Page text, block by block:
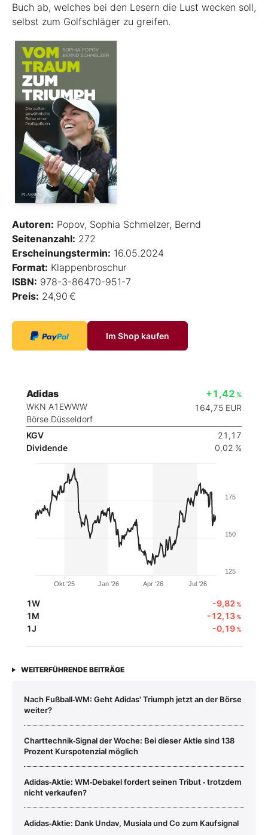
Buch ab, welches bei den Lesern die Lust wecken soll,
selbst zum Golfschläger zu greifen.
Autoren: Popov, Sophia Schmelzer, Bernd
Seitenanzahl: 272
Erscheinungstermin: 16.05.2024
Format: Klappenbroschur
ISBN: 978-3-86470-951-7
Preis: 24,90 €
Im Shop kaufen
Adidas
WKN A1EWWW
Börse Düsseldorf
+1,42 %
164,75 EUR
KGV
21,17
Dividende
0,02 %
Okt '25 Jan '26 Apr '26 Jul '26
125
150
175
1W -9,82%
1M -12,13%
1J -0,19%
WEITERFÜHRENDE BEITRÄGE
Nach Fußball‑WM: Geht Adidas' Triumph jetzt an der Börse
weiter?
Charttechnik‑Signal der Woche: Bei dieser Aktie sind 138
Prozent Kurspotenzial möglich
Adidas‑Aktie: WM‑Debakel fordert seinen Tribut ‑ trotzdem
nicht verkaufen?
Adidas‑Aktie: Dank Undav, Musiala und Co zum Kaufsignal